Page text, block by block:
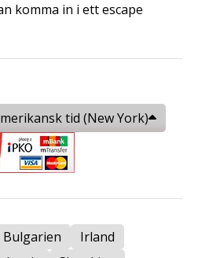
komma in i ett escape
tid (New York)
Bulgarien
Irland